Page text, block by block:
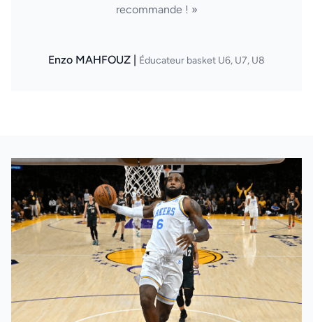
recommande ! »
Enzo MAHFOUZ | Éducateur basket U6, U7, U8